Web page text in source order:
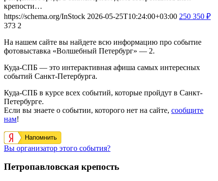
крепости…
https://schema.org/InStock 2026-05-25T10:24:00+03:00 250 350 ₽
373 2
На нашем сайте вы найдете всю информацию про событие
фотовыставка «Волшебный Петербург» — 2.
Куда-СПБ — это интерактивная афиша самых интересных
событий Санкт-Петербурга.
Куда-СПБ в курсе всех событий, которые пройдут в Санкт-
Петербурге.
Если вы знаете о событии, которого нет на сайте, сообщите
нам!
Напомнить
Вы организатор этого события?
Петропавловская крепость